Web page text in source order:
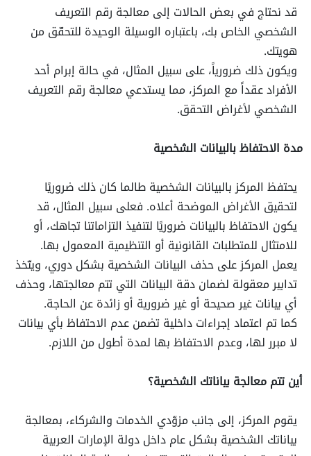
قد نحتاج في بعض الحالات إلى معالجة رقم التعريف
الشخصي الخاص بك، باعتباره الوسيلة الوحيدة للتحقّق من
هويتك.
ويكون ذلك ضرورياً، على سبيل المثال، في حالة إبرام أحد
الأفراد عقداً مع المركز، مما يستدعي معالجة رقم التعريف
الشخصي لأغراض التحقق.
مدة الاحتفاظ بالبيانات الشخصية
يحتفظ المركز بالبيانات الشخصية طالما كان ذلك ضروريًا
لتحقيق الأغراض الموضحة أعلاه. فعلى سبيل المثال، قد
يكون الاحتفاظ بالبيانات ضروريًا لتنفيذ التزاماتنا تجاهك، أو
للامتثال للمتطلبات القانونية أو التنظيمية المعمول بها.
يعمل المركز على حذف البيانات الشخصية بشكل دوري، ويتّخذ
تدابير معقولة لضمان دقة البيانات التي تتم معالجتها، وحذف
أي بيانات غير صحيحة أو غير ضرورية أو زائدة عن الحاجة.
كما تم اعتماد إجراءات داخلية تضمن عدم الاحتفاظ بأي بيانات
لا مبرر لها، وعدم الاحتفاظ بها لمدة أطول من اللازم.
أين تتم معالجة بياناتك الشخصية؟
يقوم المركز، إلى جانب مزوّدي الخدمات والشركاء، بمعالجة
بياناتك الشخصية بشكل عام داخل دولة الإمارات العربية